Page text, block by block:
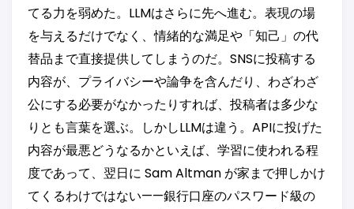
てる力を弱めた。LLMはさらに先へ進む。表現の場
を与えるだけでなく、情緒的な満足や「知己」の代
替品まで直接提供してしまうのだ。SNSに投稿する
内容が、プライバシーや論争を含んだり、わざわざ
公にする必要がなかったりすれば、投稿者は多少な
りとも言葉を選ぶ。しかしLLMは違う。APIに投げた
内容が最悪どうなるかといえば、学習に使われる程
度であって、翌日に Sam Altman が家まで押しかけ
てくるわけではない——銀行口座のパスワード級の